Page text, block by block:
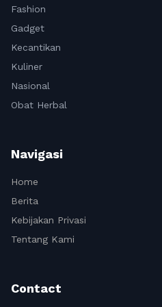
Fashion
Gadget
Kecantikan
Kuliner
Nasional
Obat Herbal
Navigasi
Home
Berita
Kebijakan Privasi
Tentang Kami
Contact